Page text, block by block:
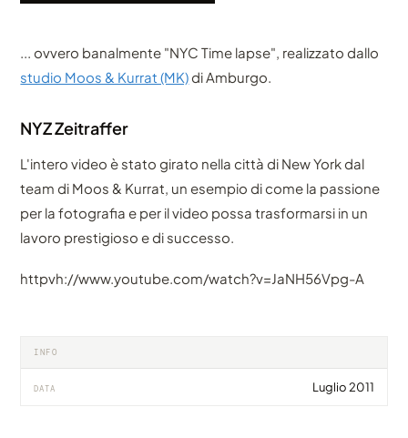
... ovvero banalmente "NYC Time lapse", realizzato dallo
studio Moos & Kurrat (MK)di Amburgo.
NYZ Zeitraffer
L'intero video è stato girato nella città di New York dal
team di Moos & Kurrat, un esempio di come la passione
per la fotografia e per il video possa trasformarsi in un
lavoro prestigioso e di successo.
httpvh://www.youtube.com/watch?v=JaNH56Vpg-A
INFO
DATA Luglio 2011